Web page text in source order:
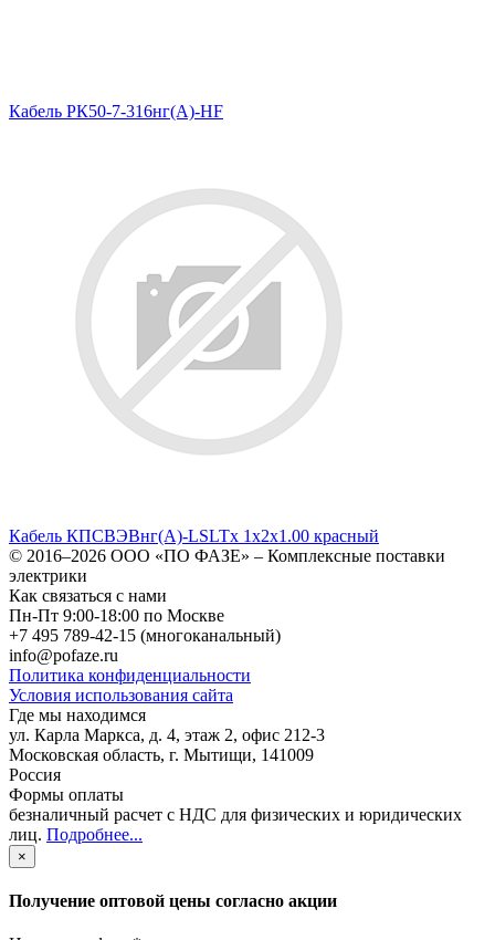
Кабель РК50-7-316нг(A)-HF
Кабель КПСВЭВнг(А)-LSLTx 1х2х1.00 красный
© 2016–2026 ООО «ПО ФАЗЕ» – Комплексные поставки
электрики
Как связаться с нами
Пн-Пт 9:00-18:00 по Москве
+7 495 789-42-15 (многоканальный)
info@pofaze.ru
Политика конфиденциальности
Условия использования сайта
Где мы находимся
ул. Карла Маркса, д. 4, этаж 2, офис 212-3
Московская область, г. Мытищи, 141009
Россия
Формы оплаты
безналичный расчет с НДС для физических и юридических
лиц. Подробнее...
×
Получение оптовой цены согласно акции